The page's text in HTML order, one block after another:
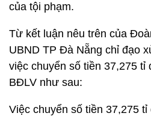
của tội phạm.
Từ kết luận nêu trên của
UBND TP Đà Nẵng chỉ đạo
việc chuyển số tiền 37,275 tỉ
BĐLV như sau:
Việc chuyển số tiền 37,275